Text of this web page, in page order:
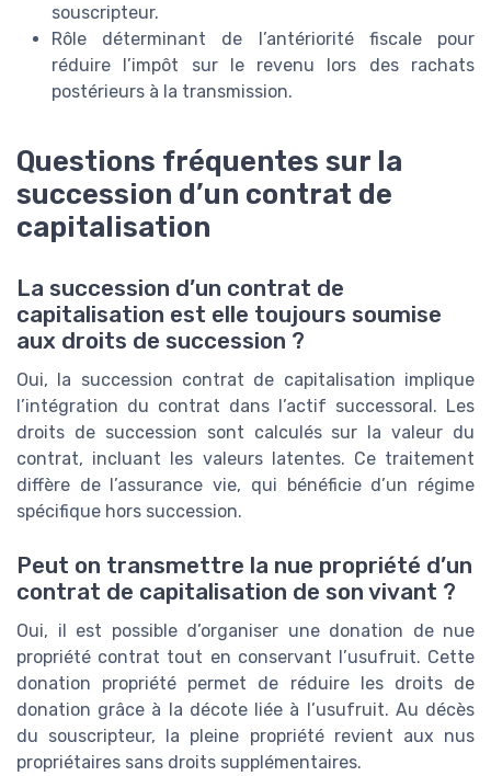
souscripteur.
Rôle déterminant de l’antériorité fiscale pour
réduire l’impôt sur le revenu lors des rachats
postérieurs à la transmission.
Questions fréquentes sur la
succession d’un contrat de
capitalisation
La succession d’un contrat de
capitalisation est elle toujours soumise
aux droits de succession ?
Oui, la succession contrat de capitalisation implique
l’intégration du contrat dans l’actif successoral. Les
droits de succession sont calculés sur la valeur du
contrat, incluant les valeurs latentes. Ce traitement
diffère de l’assurance vie, qui bénéficie d’un régime
spécifique hors succession.
Peut on transmettre la nue propriété d’un
contrat de capitalisation de son vivant ?
Oui, il est possible d’organiser une donation de nue
propriété contrat tout en conservant l’usufruit. Cette
donation propriété permet de réduire les droits de
donation grâce à la décote liée à l’usufruit. Au décès
du souscripteur, la pleine propriété revient aux nus
propriétaires sans droits supplémentaires.